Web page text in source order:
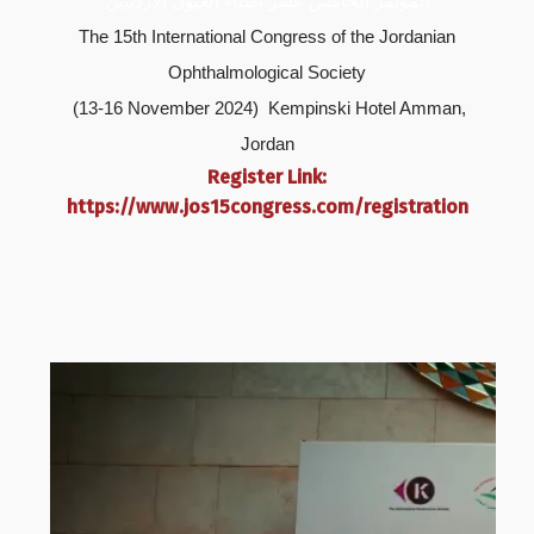
The 15th International Congress of the Jordanian
Ophthalmological Society
(13-16 November 2024) Kempinski Hotel Amman,
Jordan
Register Link:
https://www.jos15congress.com/registration